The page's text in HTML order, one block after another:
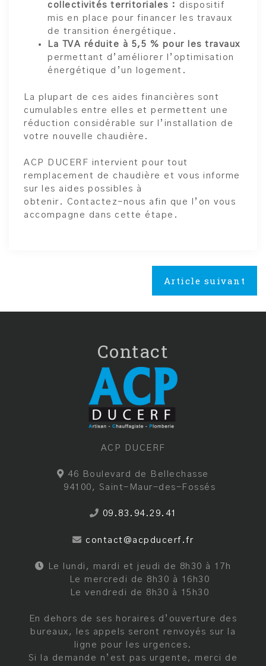
collectivités territoriales : dispositif
mis en place pour financer les travaux
de transition énergétique.
La TVA réduite à 5,5 % pour les travaux
permettant d’améliorer l’optimisation
énergétique d’un logement.
La plupart de ces aides financières sont
cumulables entre elles et permettent une
réduction considérable sur l’installation de
votre nouvelle chaudière.
ACP DUCERF intervient pour tout
remplacement de chaudière et vous informe
sur les aides possibles à
obtenir. Contactez-nous afin que l’on vous
accompagne dans cette étape.
Article suivant
Contact
ACP DUCERF
46 Boulevard de Bellechasse
94100, Saint-Maur-des-Fossés
09.83.94.29.41
contact@acpducerf.fr
Le lundi, mardi et jeudi de 8h30 à 17h
Le mercredi de 8h30 à 16h30
Le vendredi de 8h30 à 15h30
En dehors de ses horaires d’ouverture des
bureaux, les appels seront renvoyés sur la
ligne pour les urgences.
Si la demande n’est pas urgente, merci de